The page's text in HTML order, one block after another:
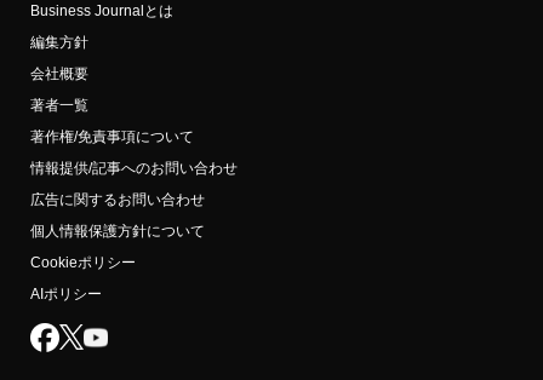
Business Journalとは
編集方針
会社概要
著者一覧
著作権/免責事項について
情報提供/記事へのお問い合わせ
広告に関するお問い合わせ
個人情報保護方針について
Cookieポリシー
AIポリシー